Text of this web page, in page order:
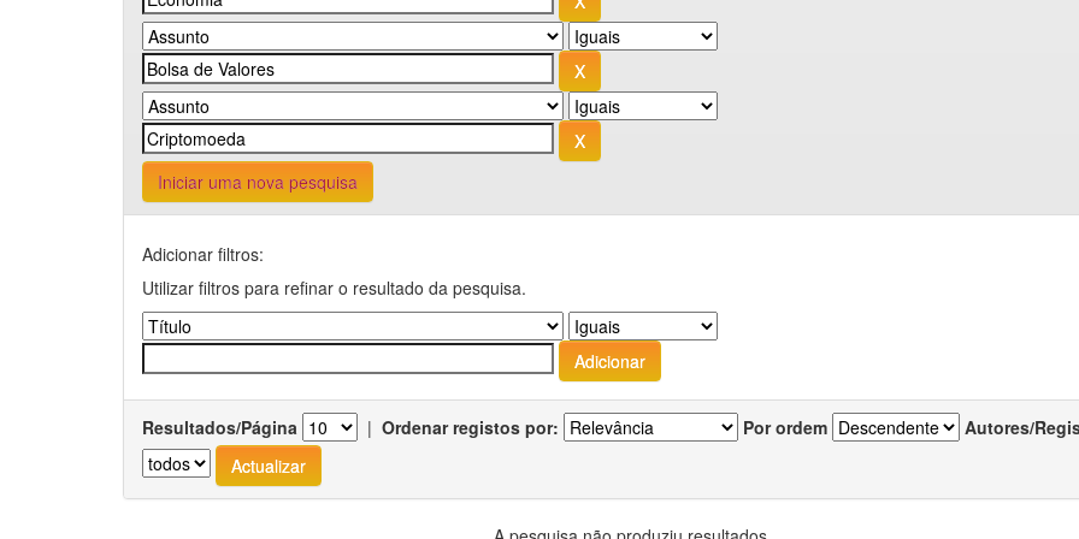
Iniciar uma nova pesquisa
Adicionar filtros:
Utilizar filtros para refinar o resultado da pesquisa.
Resultados/Página | Ordenar registos por: Por ordem Autores/